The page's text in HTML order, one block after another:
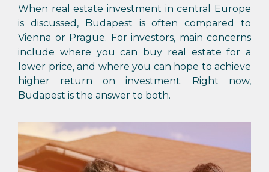
When real estate investment in central Europe
is discussed, Budapest is often compared to
Vienna or Prague. For investors, main concerns
include where you can buy real estate for a
lower price, and where you can hope to achieve
higher return on investment. Right now,
Budapest is the answer to both.